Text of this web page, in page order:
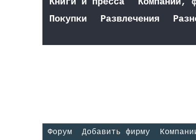
Покупки
Развлечения
Форум Добавить фирму